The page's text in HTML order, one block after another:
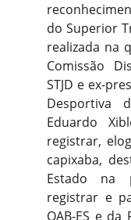
do Superior
realizada na
Comissão
STJD e ex-
Desportiva
Eduardo
registrar,
capixaba,
Estado na
registrar e
OAB-ES e